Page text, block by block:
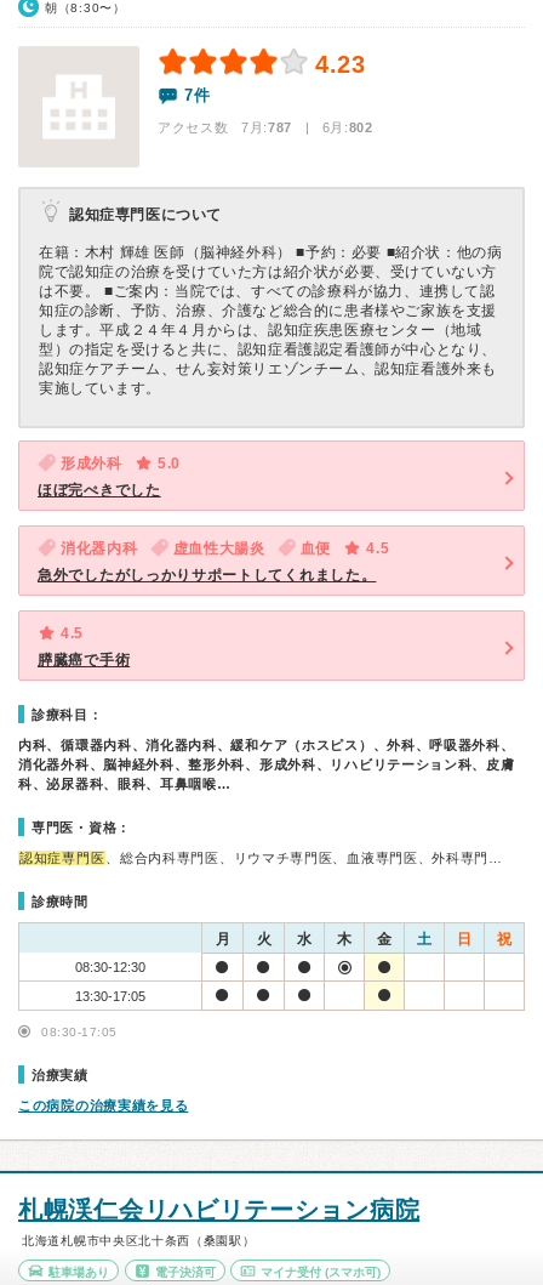
朝（8:30〜）
4.23
7件
アクセス数 7月:787 | 6月:802
認知症専門医について
在籍：木村 輝雄 医師（脳神経外科） ■予約：必要 ■紹介状：他の病
院で認知症の治療を受けていた方は紹介状が必要、受けていない方
は不要。 ■ご案内：当院では、すべての診療科が協力、連携して認
知症の診断、予防、治療、介護など総合的に患者様やご家族を支援
します。平成２４年４月からは、認知症疾患医療センター（地域
型）の指定を受けると共に、認知症看護認定看護師が中心となり、
認知症ケアチーム、せん妄対策リエゾンチーム、認知症看護外来も
実施しています。
形成外科
5.0
ほぼ完ぺきでした
消化器内科 虚血性大腸炎 血便
4.5
急外でしたがしっかりサポートしてくれました。
4.5
膵臓癌で手術
診療科目：
内科、循環器内科、消化器内科、緩和ケア（ホスピス）、外科、呼吸器外科、
消化器外科、脳神経外科、整形外科、形成外科、リハビリテーション科、皮膚
科、泌尿器科、眼科、耳鼻咽喉…
専門医・資格：
認知症専門医 、総合内科専門医、リウマチ専門医、血液専門医、外科専門…
診療時間
月 火 水 木 金 土 日 祝
08:30-12:30
13:30-17:05
08:30-17:05
治療実績
この病院の治療実績を見る
札幌渓仁会リハビリテーション病院
北海道札幌市中央区北十条西（桑園駅）
駐車場あり 電子決済可 マイナ受付 (スマホ可)